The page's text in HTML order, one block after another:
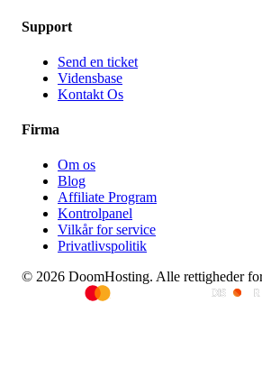
Support
Send en ticket
Vidensbase
Kontakt Os
Firma
Om os
Blog
Affiliate Program
Kontrolpanel
Vilkår for service
Privatlivspolitik
© 2026 DoomHosting. Alle rettigheder